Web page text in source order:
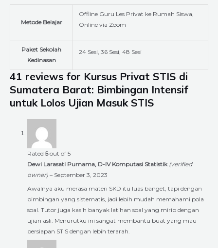
Metode Belajar
Offline Guru Les Privat ke Rumah Siswa,
Online via Zoom
Paket Sekolah
Kedinasan
24 Sesi, 36 Sesi, 48 Sesi
41 reviews for Kursus Privat STIS di
Sumatera Barat: Bimbingan Intensif
untuk Lolos Ujian Masuk STIS
Rated 5out of 5
Dewi Larasati Purnama, D-IV Komputasi Statistik (verified
owner) – September 3, 2023
Awalnya aku merasa materi SKD itu luas banget, tapi dengan
bimbingan yang sistematis, jadi lebih mudah memahami pola
soal. Tutor juga kasih banyak latihan soal yang mirip dengan
ujian asli. Menurutku ini sangat membantu buat yang mau
persiapan STIS dengan lebih terarah.